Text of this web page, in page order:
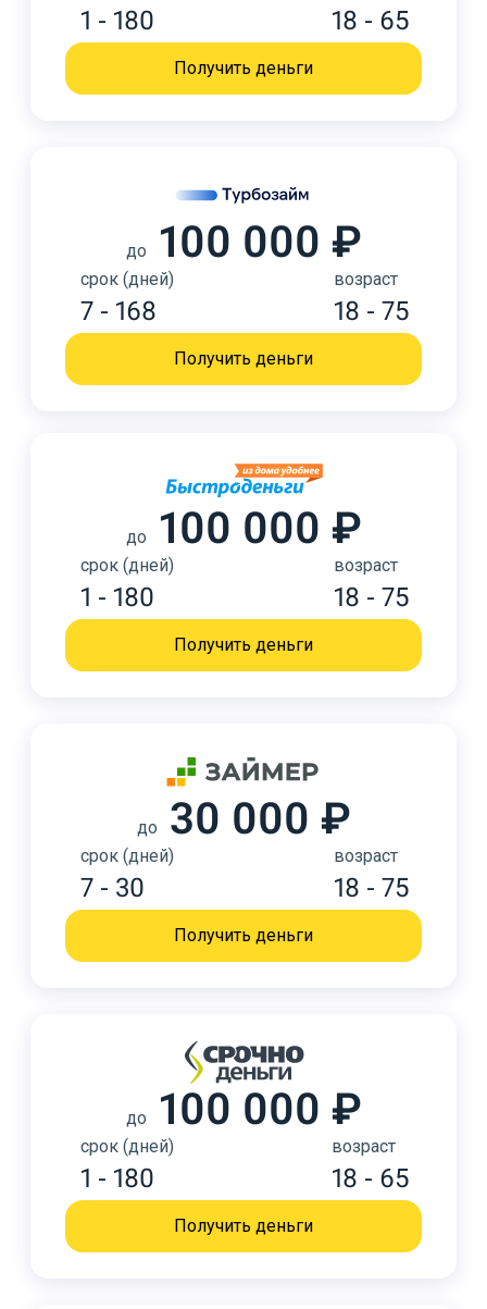
1 - 180 18 - 65
Получить деньги
до 100 000 ₽
срок (дней)
7 - 168
возраст
18 - 75
Получить деньги
до 100 000 ₽
срок (дней)
1 - 180
возраст
18 - 75
Получить деньги
до 30 000 ₽
срок (дней)
7 - 30
возраст
18 - 75
Получить деньги
до 100 000 ₽
срок (дней)
1 - 180
возраст
18 - 65
Получить деньги